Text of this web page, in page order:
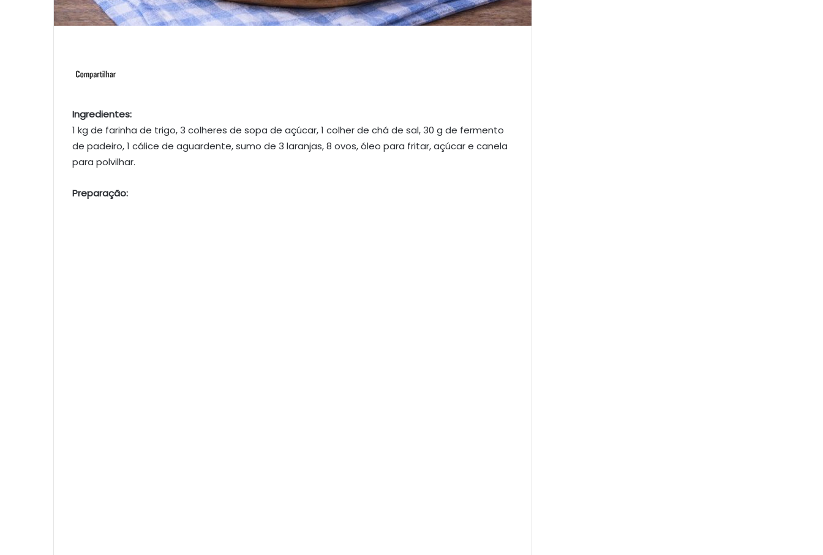
Ingredientes:
1 kg de farinha de trigo, 3 colheres de sopa de açúcar, 1 colher de chá de sal, 30 g de fermento
de padeiro, 1 cálice de aguardente, sumo de 3 laranjas, 8 ovos, óleo para fritar, açúcar e canela
para polvilhar.
Preparação: